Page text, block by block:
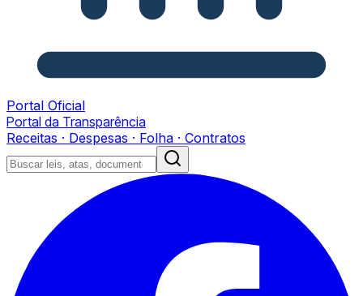
Portal Oficial
Portal da Transparência
Receitas · Despesas · Folha · Contratos